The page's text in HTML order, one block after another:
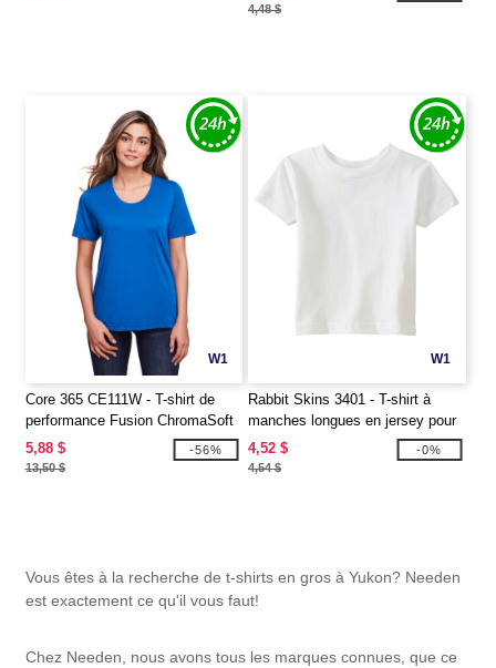
4,48 $
W1
Core 365 CE111W - T-shirt de
performance Fusion ChromaSoft
pour dames
5,88 $
13,50 $
-56%
W1
Rabbit Skins 3401 - T-shirt à
manches longues en jersey pour
bébé, 5,5 oz
4,52 $
4,54 $
-0%
Vous êtes à la recherche de t-shirts en gros à Yukon? Needen
est exactement ce qu'il vous faut!
Chez Needen, nous avons tous les marques connues, que ce